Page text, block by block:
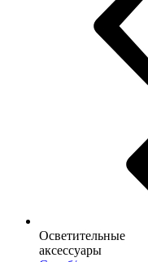
Осветительные
аксессуары